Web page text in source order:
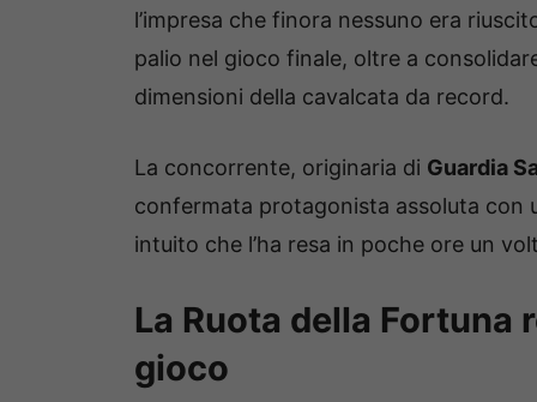
l’impresa che finora nessuno era
palio nel gioco finale, oltre a
dimensioni della cavalcata da record.
La concorrente, originaria di Guardia
confermata protagonista assoluta con
intuito che l’ha resa in poche ore un
La Ruota della
gioco